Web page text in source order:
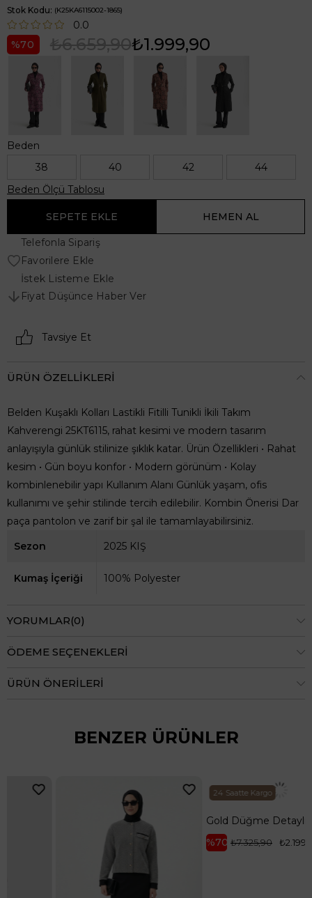
Stok Kodu (K25KA6115002-1865)
0.0
70
₺6.659,90₺1.999,90
Beden
38
40 42
44
Beden Ölçü Tablosu
Telefonla Sipariş
Favorilere Ekle
İstek Listeme Ekle
Fiyat Düşünce Haber Ver
Tavsiye Et
ÜRÜN ÖZELLIKLERI
Belden Kuşaklı Kolları Lastikli Fitilli Tunikli İkili Takım
Kahverengi 25KT6115, rahat kesimi ve modern tasarım
anlayışıyla günlük stilinize şıklık katar. Ürün Özellikleri • Rahat
kesim • Gün boyu konfor • Modern görünüm • Kolay
kombinlenebilir yapı Kullanım Alanı Günlük yaşam, ofis
kullanımı ve şehir stilinde tercih edilebilir. Kombin Önerisi Dar
paça pantolon ve zarif bir şal ile tamamlayabilirsiniz.
Sezon
2025 KIŞ
Kumaş İçeriği 100% Polyester
YORUMLAR(0)
ÖDEME SEÇENEKLERI
ÜRÜN ÖNERILERI
BENZER ÜRÜNLER